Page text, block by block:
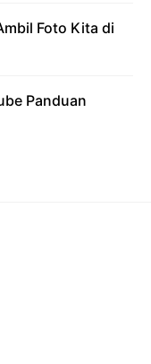
Foto Kita di
Panduan